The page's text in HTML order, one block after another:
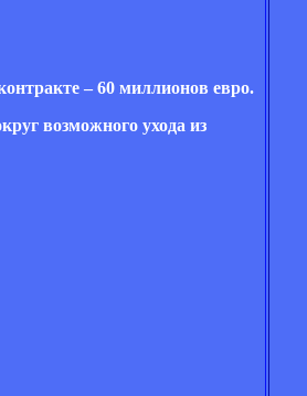
– 60 миллионов евро.
возможного ухода из